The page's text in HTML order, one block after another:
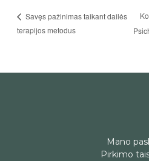
Savęs pažinimas taikant dailės
terapijos metodus
Mano
Pirkimo